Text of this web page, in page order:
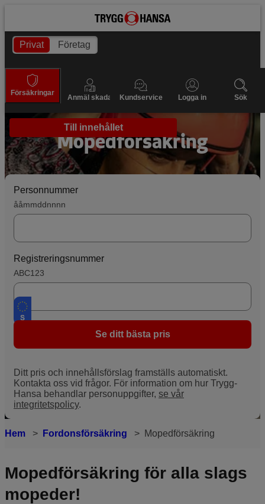
Till innehållet
Privat Företag
Försäkringar
Anmäl skada Kundservice Logga in Sök
Mopedförsäkring
Personnummer
ååmmddnnnn
Registreringsnummer
ABC123
Se ditt bästa pris
Ditt pris och innehållsförslag framställs automatiskt.
Kontakta oss vid frågor. För information om hur Trygg-
Hansa behandlar personuppgifter, se vår
integritetspolicy.
Hem Fordonsförsäkring Mopedförsäkring
Mopedförsäkring för alla slags
mopeder!